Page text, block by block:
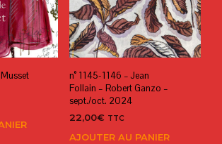
n° 1145-1146 – Jean
Follain – Robert Ganzo –
sept./oct. 2024
22,00€ TTC
AJOUTER AU PANIER